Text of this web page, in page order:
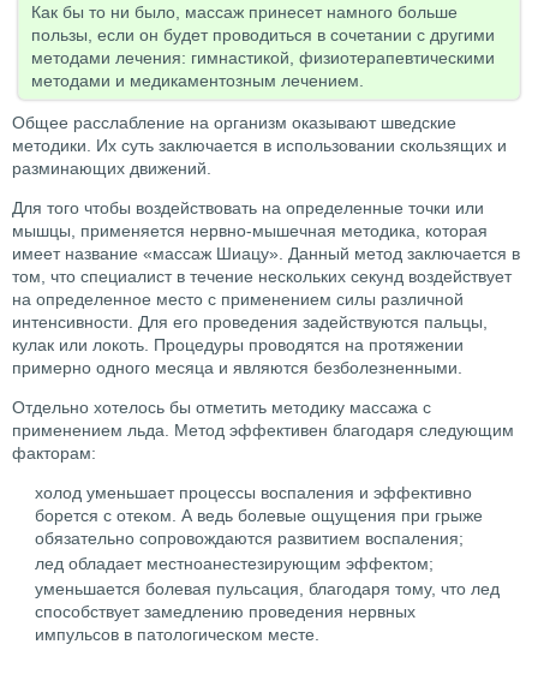
Как бы то ни было, массаж принесет намного больше
пользы, если он будет проводиться в сочетании с другими
методами лечения: гимнастикой, физиотерапевтическими
методами и медикаментозным лечением.
Общее расслабление на организм оказывают шведские
методики. Их суть заключается в использовании скользящих и
разминающих движений.
Для того чтобы воздействовать на определенные точки или
мышцы, применяется нервно-мышечная методика, которая
имеет название «массаж Шиацу». Данный метод заключается в
том, что специалист в течение нескольких секунд воздействует
на определенное место с применением силы различной
интенсивности. Для его проведения задействуются пальцы,
кулак или локоть. Процедуры проводятся на протяжении
примерно одного месяца и являются безболезненными.
Отдельно хотелось бы отметить методику массажа с
применением льда. Метод эффективен благодаря следующим
факторам:
холод уменьшает процессы воспаления и эффективно
борется с отеком. А ведь болевые ощущения при грыже
обязательно сопровождаются развитием воспаления;
лед обладает местноанестезирующим эффектом;
уменьшается болевая пульсация, благодаря тому, что лед
способствует замедлению проведения нервных
импульсов в патологическом месте.